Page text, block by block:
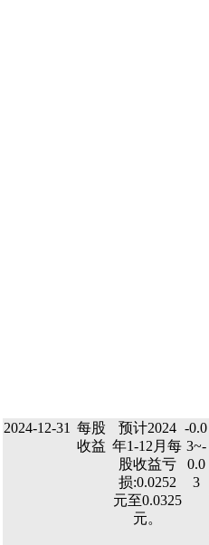
2024-12-31 每股
收益
预计2024
年1-12月每
股收益亏
损:0.0252
元至0.0325
元。
-0.0
3~-
0.0
3